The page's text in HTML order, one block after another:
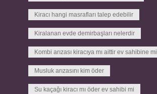
Kiracı hangi masrafları talep edebilir
Kiralanan evde demirbaşları nelerdir
Kombi arızası kiracıya mı aittir ev sahibine mi
Musluk arızasını kim öder
Su kaçağı kiracı mı öder ev sahibi mi